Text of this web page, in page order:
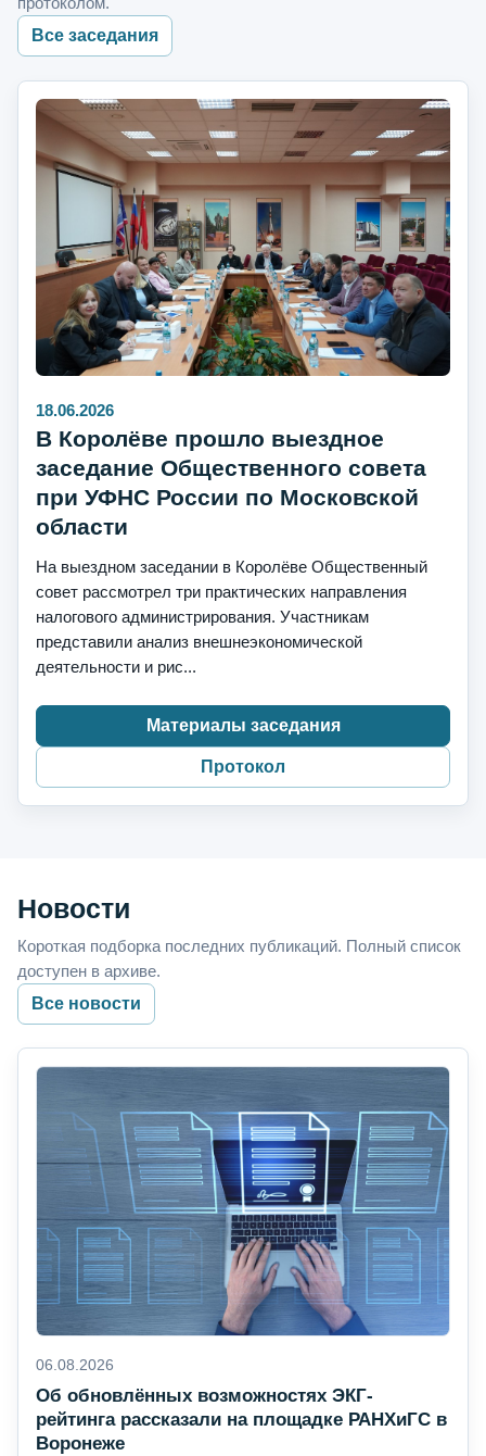
Все заседания
18.06.2026
В Королёве прошло выездное
заседание Общественного совета
при УФНС России по Московской
области
На выездном заседании в Королёве Общественный
совет рассмотрел три практических направления
налогового администрирования. Участникам
представили анализ внешнеэкономической
деятельности и рис...
Материалы заседания
Протокол
Новости
Короткая подборка последних публикаций. Полный список
доступен в архиве.
Все новости
06.08.2026
Об обновлённых возможностях ЭКГ-
рейтинга рассказали на площадке РАНХиГС в
Воронеже